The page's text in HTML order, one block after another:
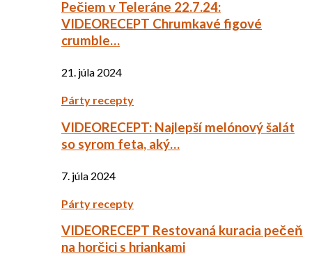
Pečiem v Teleráne 22.7.24:
VIDEORECEPT Chrumkavé figové
crumble…
21. júla 2024
Párty recepty
VIDEORECEPT: Najlepší melónový šalát
so syrom feta, aký…
7. júla 2024
Párty recepty
VIDEORECEPT Restovaná kuracia pečeň
na horčici s hriankami